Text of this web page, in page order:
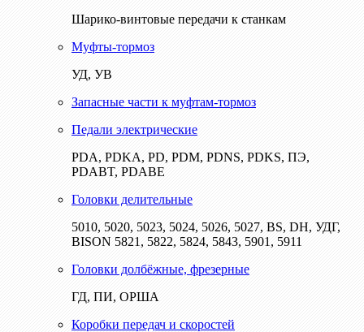
Шарико-винтовые передачи к станкам
Муфты-тормоз
УД, УВ
Запасные части к муфтам-тормоз
Педали электрические
PDA, PDKA, PD, PDM, PDNS, PDKS, ПЭ,
PDABT, PDABE
Головки делительные
5010, 5020, 5023, 5024, 5026, 5027, BS, DH, УДГ,
BISON 5821, 5822, 5824, 5843, 5901, 5911
Головки долбёжные, фрезерные
ГД, ПИ, ОРША
Коробки передач и скоростей